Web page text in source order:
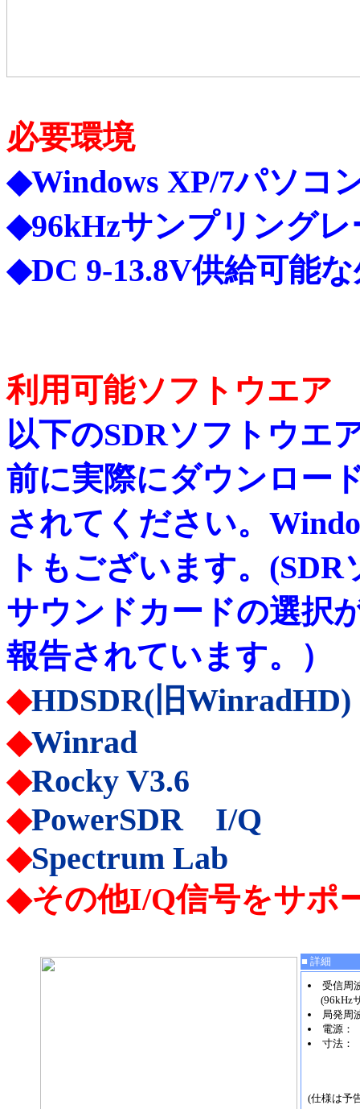
必要環境
◆Windows XP/7パソコ
◆96kHzサンプリング
◆DC 9-13.8V供給可能
利用可能ソフトウエア
以下のSDRソフトウエ
前に実際にダウンロー
されてください。
トもございます。
サウンドカードの選択
報告されています。）
◆HDSDR(旧WinradHD)
◆Winrad
◆Rocky V3.6
◆PowerSDR I/Q
◆Spectrum Lab
◆その他I/Q信号をサポ
■ 詳細
受信周
(96kHz
局発周
電源：
寸法：
(仕様は予